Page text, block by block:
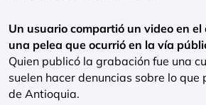
Un usuario compartió un video en el
una pelea que ocurrió en la vía
Quien publicó la grabación fue una
suelen hacer denuncias sobre lo
de Antioquia.